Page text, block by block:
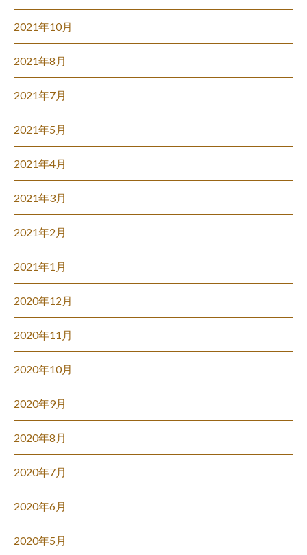
2021年10月
2021年8月
2021年7月
2021年5月
2021年4月
2021年3月
2021年2月
2021年1月
2020年12月
2020年11月
2020年10月
2020年9月
2020年8月
2020年7月
2020年6月
2020年5月